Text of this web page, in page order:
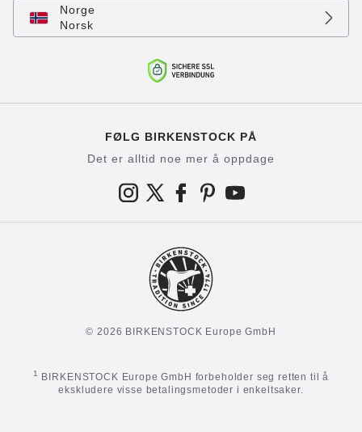
Norge
Norsk
FØLG BIRKENSTOCK PÅ
Det er alltid noe mer å oppdage
© 2026 BIRKENSTOCK Europe GmbH
1
BIRKENSTOCK Europe GmbH forbeholder seg retten til å
ekskludere visse betalingsmetoder i enkeltsaker.